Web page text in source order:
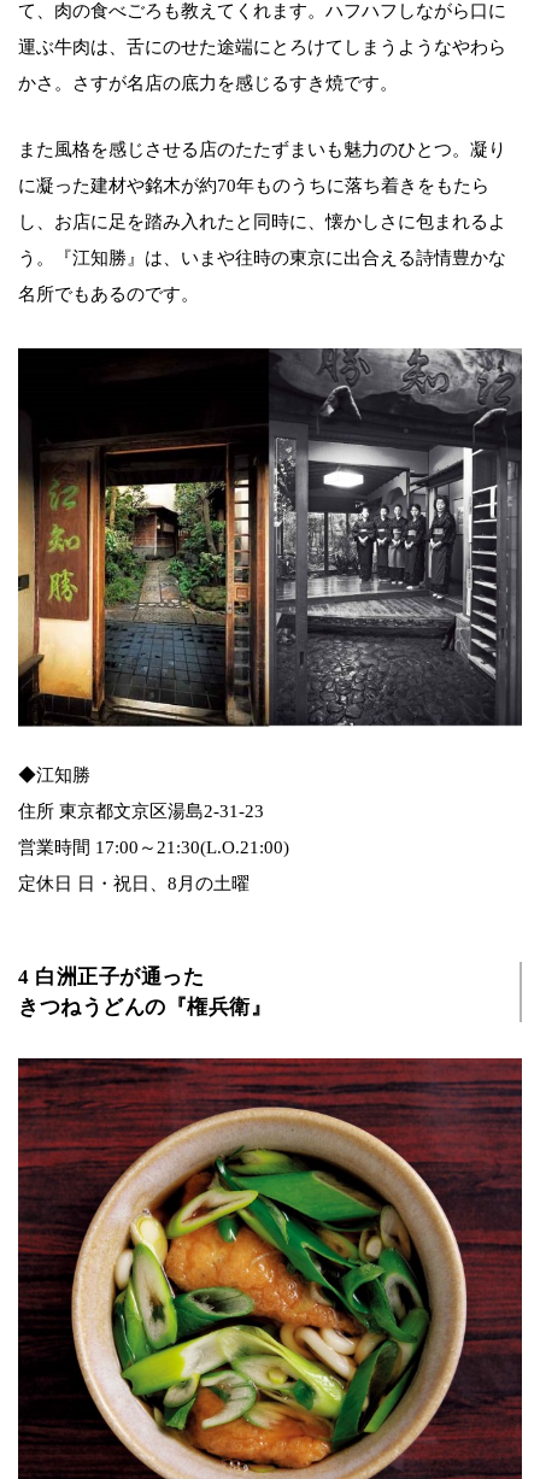
て、肉の食べごろも教えてくれます。ハフハフしながら口に
運ぶ牛肉は、舌にのせた途端にとろけてしまうようなやわら
かさ。さすが名店の底力を感じるすき焼です。
また風格を感じさせる店のたたずまいも魅力のひとつ。凝り
に凝った建材や銘木が約70年ものうちに落ち着きをもたら
し、お店に足を踏み入れたと同時に、懐かしさに包まれるよ
う。『江知勝』は、いまや往時の東京に出合える詩情豊かな
名所でもあるのです。
◆江知勝
住所 東京都文京区湯島2-31-23
営業時間 17:00～21:30(L.O.21:00)
定休日 日・祝日、8月の土曜
4 白洲正子が通った
きつねうどんの『権兵衛』